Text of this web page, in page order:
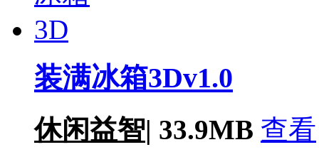
装满冰箱3Dv1.0
休闲益智| 33.9MB 查看